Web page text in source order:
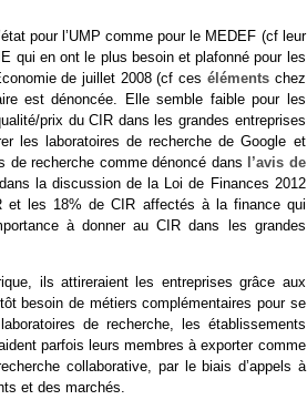
pour l’UMP comme pour le MEDEF (cf leur
qui en ont le plus besoin et plafonné pour les
de juillet 2008 (cf ces élémentschez
est dénoncée. Elle semble faible pour les
prix du CIR dans les grandes entreprises
les laboratoires de recherche de Google et
de recherche comme dénoncé dans
l’avis de
la discussion de la Loi de Finances 2012
et les 18% de CIR affectés à la finance qui
à donner au CIR dans les grandes
ils attireraient les entreprises grâce aux
besoin de métiers complémentaires pour se
de recherche, les établissements
parfois leurs membres à exporter comme
collaborative, par le biais d’appels à
et des marchés.